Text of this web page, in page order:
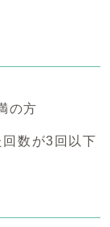
の方
数が3回以下